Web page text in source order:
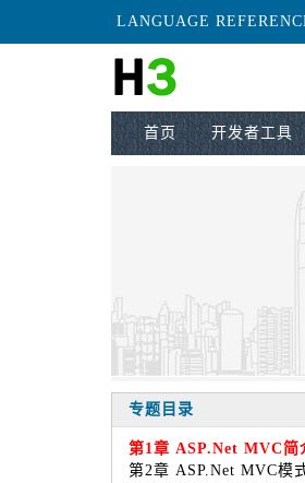
LANGUAGE
首页 开发者工具
专题目录
第1章 ASP.Net MVC简
第2章 ASP.Net MVC模